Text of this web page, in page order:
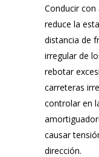
Conducir
reduce la
distancia de
irregular de
rebotar
carreteras
controlar en
causar
dirección.